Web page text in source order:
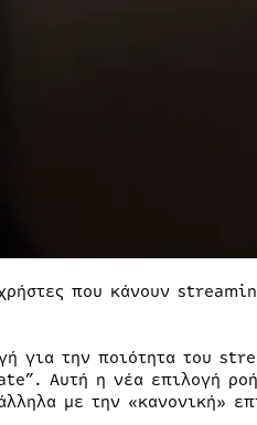
που κάνουν
για την ποιότητα του
Αυτή η νέα επιλογή
με την «κανονική»